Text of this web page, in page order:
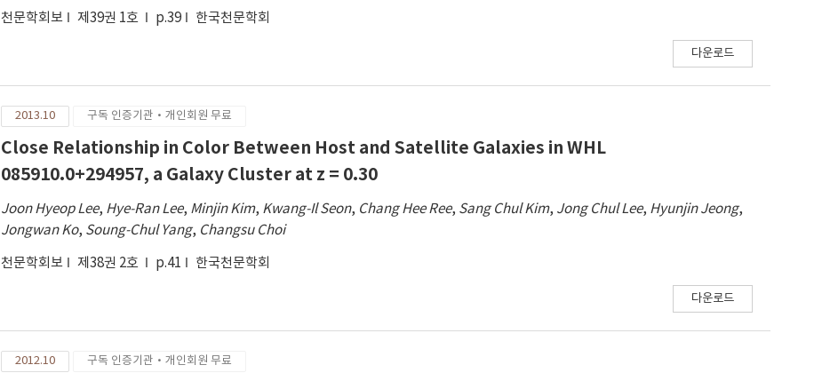
천문학회보 제39권 1호 p.39 한국천문학회
다운로드
2013.10 구독 인증기관·개인회원 무료
Close Relationship in Color Between Host and Satellite Galaxies in WHL
085910.0+294957, a Galaxy Cluster at z = 0.30
Joon Hyeop Lee, Hye-Ran Lee, Minjin Kim, Kwang-Il Seon, Chang Hee Ree, Sang Chul Kim, Jong Chul Lee, Hyunjin Jeong,
Jongwan Ko, Soung-Chul Yang, Changsu Choi
천문학회보 제38권 2호 p.41 한국천문학회
다운로드
2012.10 구독 인증기관·개인회원 무료